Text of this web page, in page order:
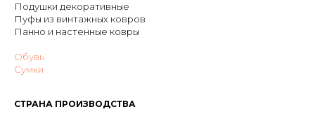
Подушки декоративные
Пуфы из винтажных ковров
Панно и настенные ковры
Обувь
Сумки
СТРАНА ПРОИЗВОДСТВА